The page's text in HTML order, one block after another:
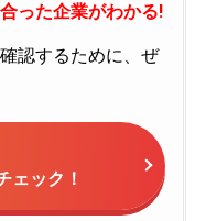
った企業がわかる!
認するために、ぜ
ェック！